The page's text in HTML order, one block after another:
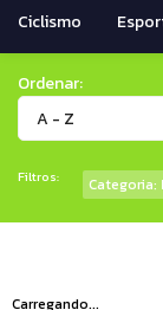
Ciclismo
Ordenar:
A - Z
Filtros: Categoria:
Carregando...